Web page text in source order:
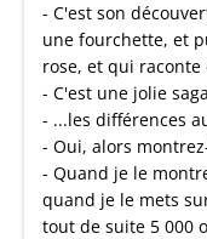
- C'est son
une fourchette, et
rose, et qui raconte
- C'est une jolie
- ...les différences
- Oui, alors
- Quand je le
quand je le mets
tout de suite 5 000